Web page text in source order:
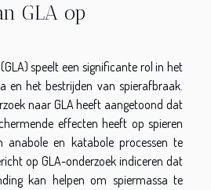
GLA op
speelt een significante rol in het
en het bestrijden van spierafbraak.
naar GLA heeft aangetoond dat
effecten heeft op spieren
anabole en katabole processen te
op GLA-onderzoek indiceren dat
kan helpen om spiermassa te